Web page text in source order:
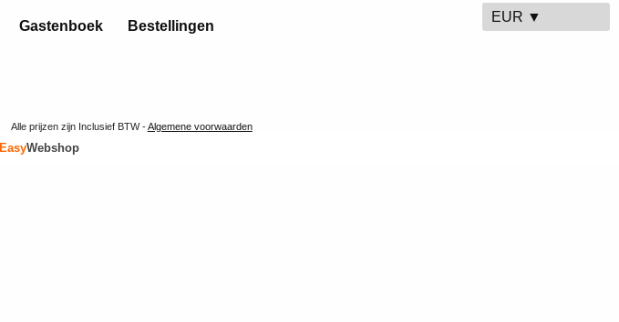
Gastenboek Bestellingen
EUR ▼
Alle prijzen zijn Inclusief BTW -Algemene voorwaarden
EasyWebshop